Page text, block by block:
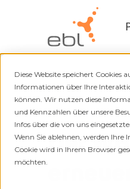
Diese Website speichert Cookies
Informationen über Ihre
können. Wir nutzen diese
und Kennzahlen über unsere
Infos über die von uns
Wenn Sie ablehnen, werden Ihre
Cookie wird in Ihrem Browser
möchten.
Zurück
16.12.2024
Der